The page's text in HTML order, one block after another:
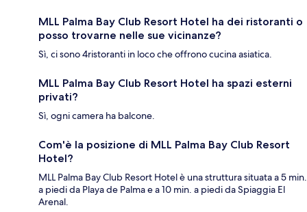
MLL Palma Bay Club Resort Hotel ha dei ristoranti o
posso trovarne nelle sue vicinanze?
Sì, ci sono 4ristoranti in loco che offrono cucina asiatica.
MLL Palma Bay Club Resort Hotel ha spazi esterni
privati?
Sì, ogni camera ha balcone.
Com'è la posizione di MLL Palma Bay Club Resort
Hotel?
MLL Palma Bay Club Resort Hotel è una struttura situata a 5 min.
a piedi da Playa de Palma e a 10 min. a piedi da Spiaggia El
Arenal.